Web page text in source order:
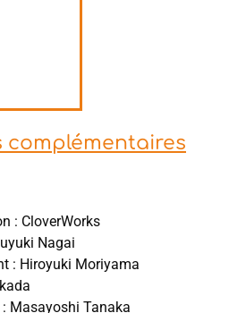
complémentaires
: CloverWorks
Nagai
: Hiroyuki Moriyama
Masayoshi Tanaka